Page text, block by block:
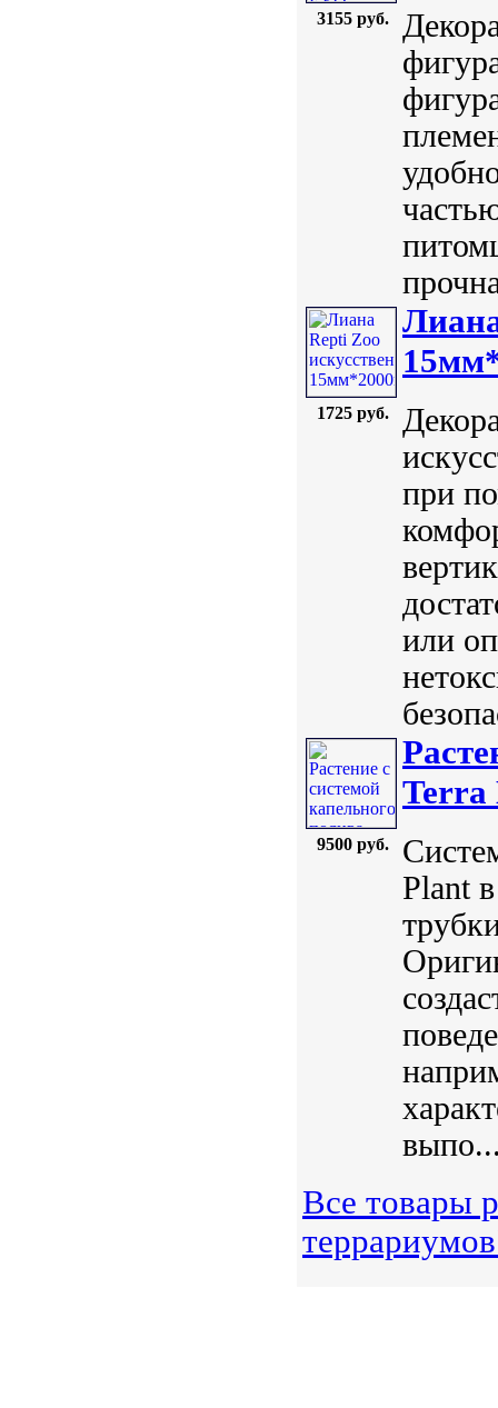
3155 руб.
1725 руб.
при
или
9500 руб.
Terra
Plant
Все товары